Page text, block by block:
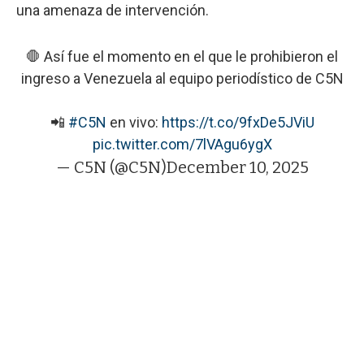
una amenaza de intervención.
🛑 Así fue el momento en el que le prohibieron el
ingreso a Venezuela al equipo periodístico de C5N
📲 #C5N en vivo: https://t.co/9fxDe5JViU
pic.twitter.com/7lVAgu6ygX
— C5N (@C5N)December 10, 2025